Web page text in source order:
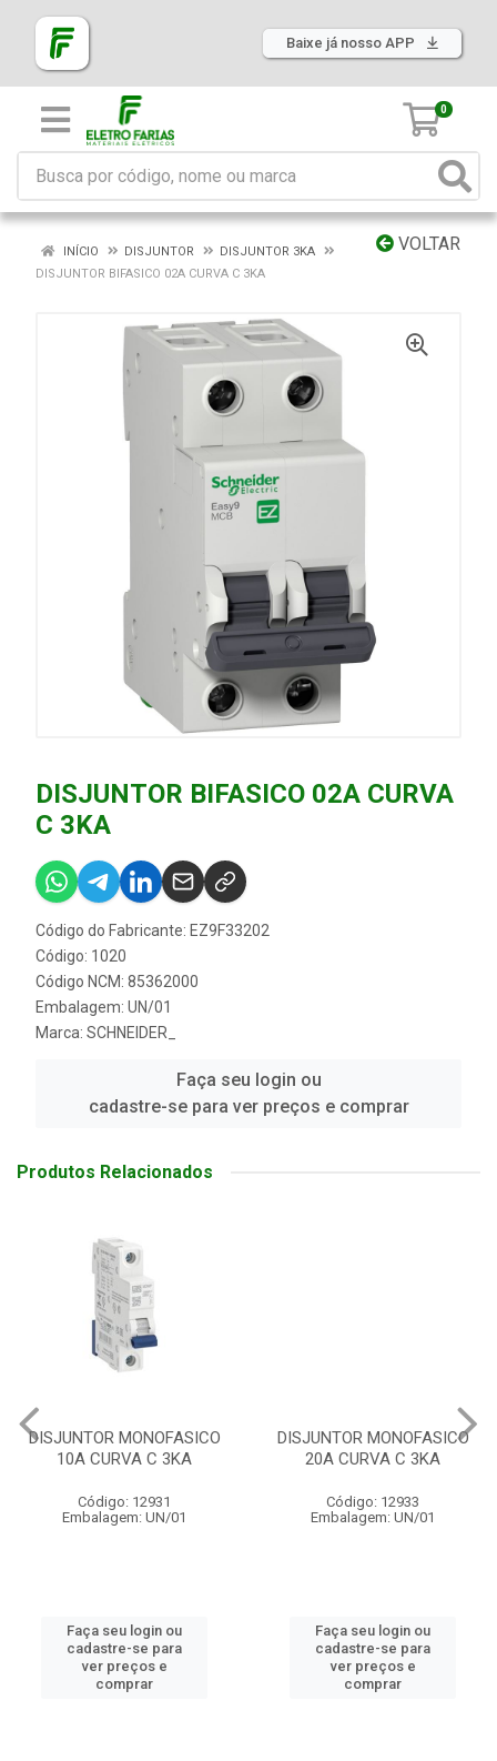
Baixe já nosso APP
0
VOLTAR
INÍCIO DISJUNTOR
DISJUNTOR 3KA
DISJUNTOR BIFASICO 02A CURVA C 3KA
DISJUNTOR BIFASICO 02A CURVA
C 3KA
Código do Fabricante: EZ9F33202
Código: 1020
Código NCM: 85362000
Embalagem: UN/01
Marca: SCHNEIDER_
Faça seu login ou
cadastre-se para ver preços e comprar
Produtos Relacionados
DISJUNTOR MONOFASICO
10A CURVA C 3KA
Código: 12931
Embalagem: UN/01
Faça seu login ou
cadastre-se para
ver preços e
comprar
DISJUNTOR MONOFASICO
20A CURVA C 3KA
Código: 12933
Embalagem: UN/01
Faça seu login ou
cadastre-se para
ver preços e
comprar